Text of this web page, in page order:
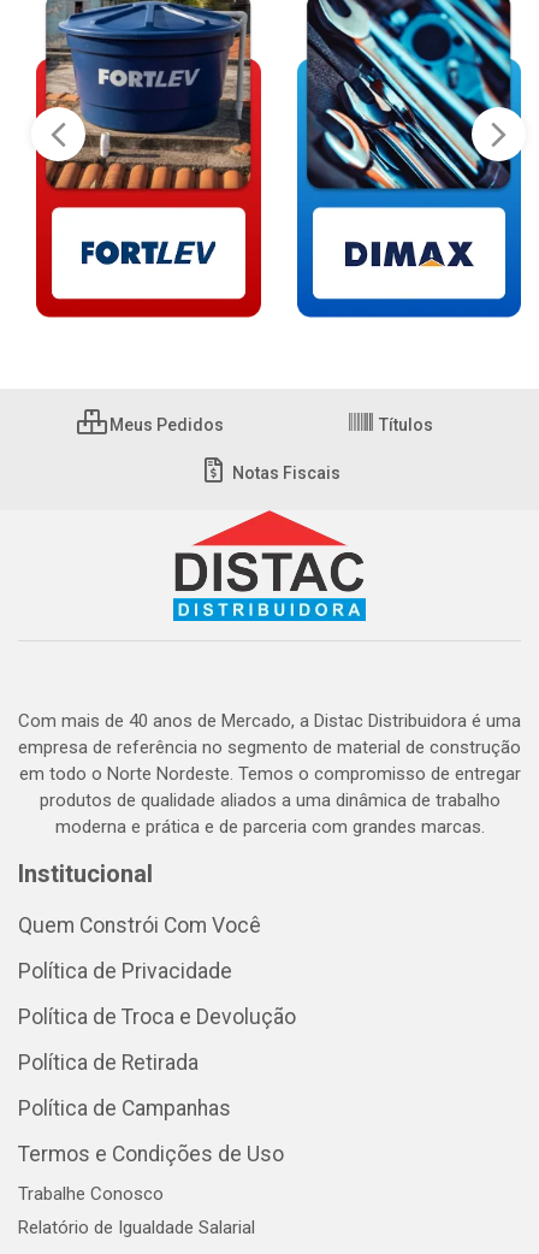
Meus Pedidos Títulos
Notas Fiscais
Com mais de 40 anos de Mercado, a Distac Distribuidora é uma
empresa de referência no segmento de material de construção
em todo o Norte Nordeste. Temos o compromisso de entregar
produtos de qualidade aliados a uma dinâmica de trabalho
moderna e prática e de parceria com grandes marcas.
Institucional
Quem Constrói Com Você
Política de Privacidade
Política de Troca e Devolução
Política de Retirada
Política de Campanhas
Termos e Condições de Uso
Trabalhe Conosco
Relatório de Igualdade Salarial